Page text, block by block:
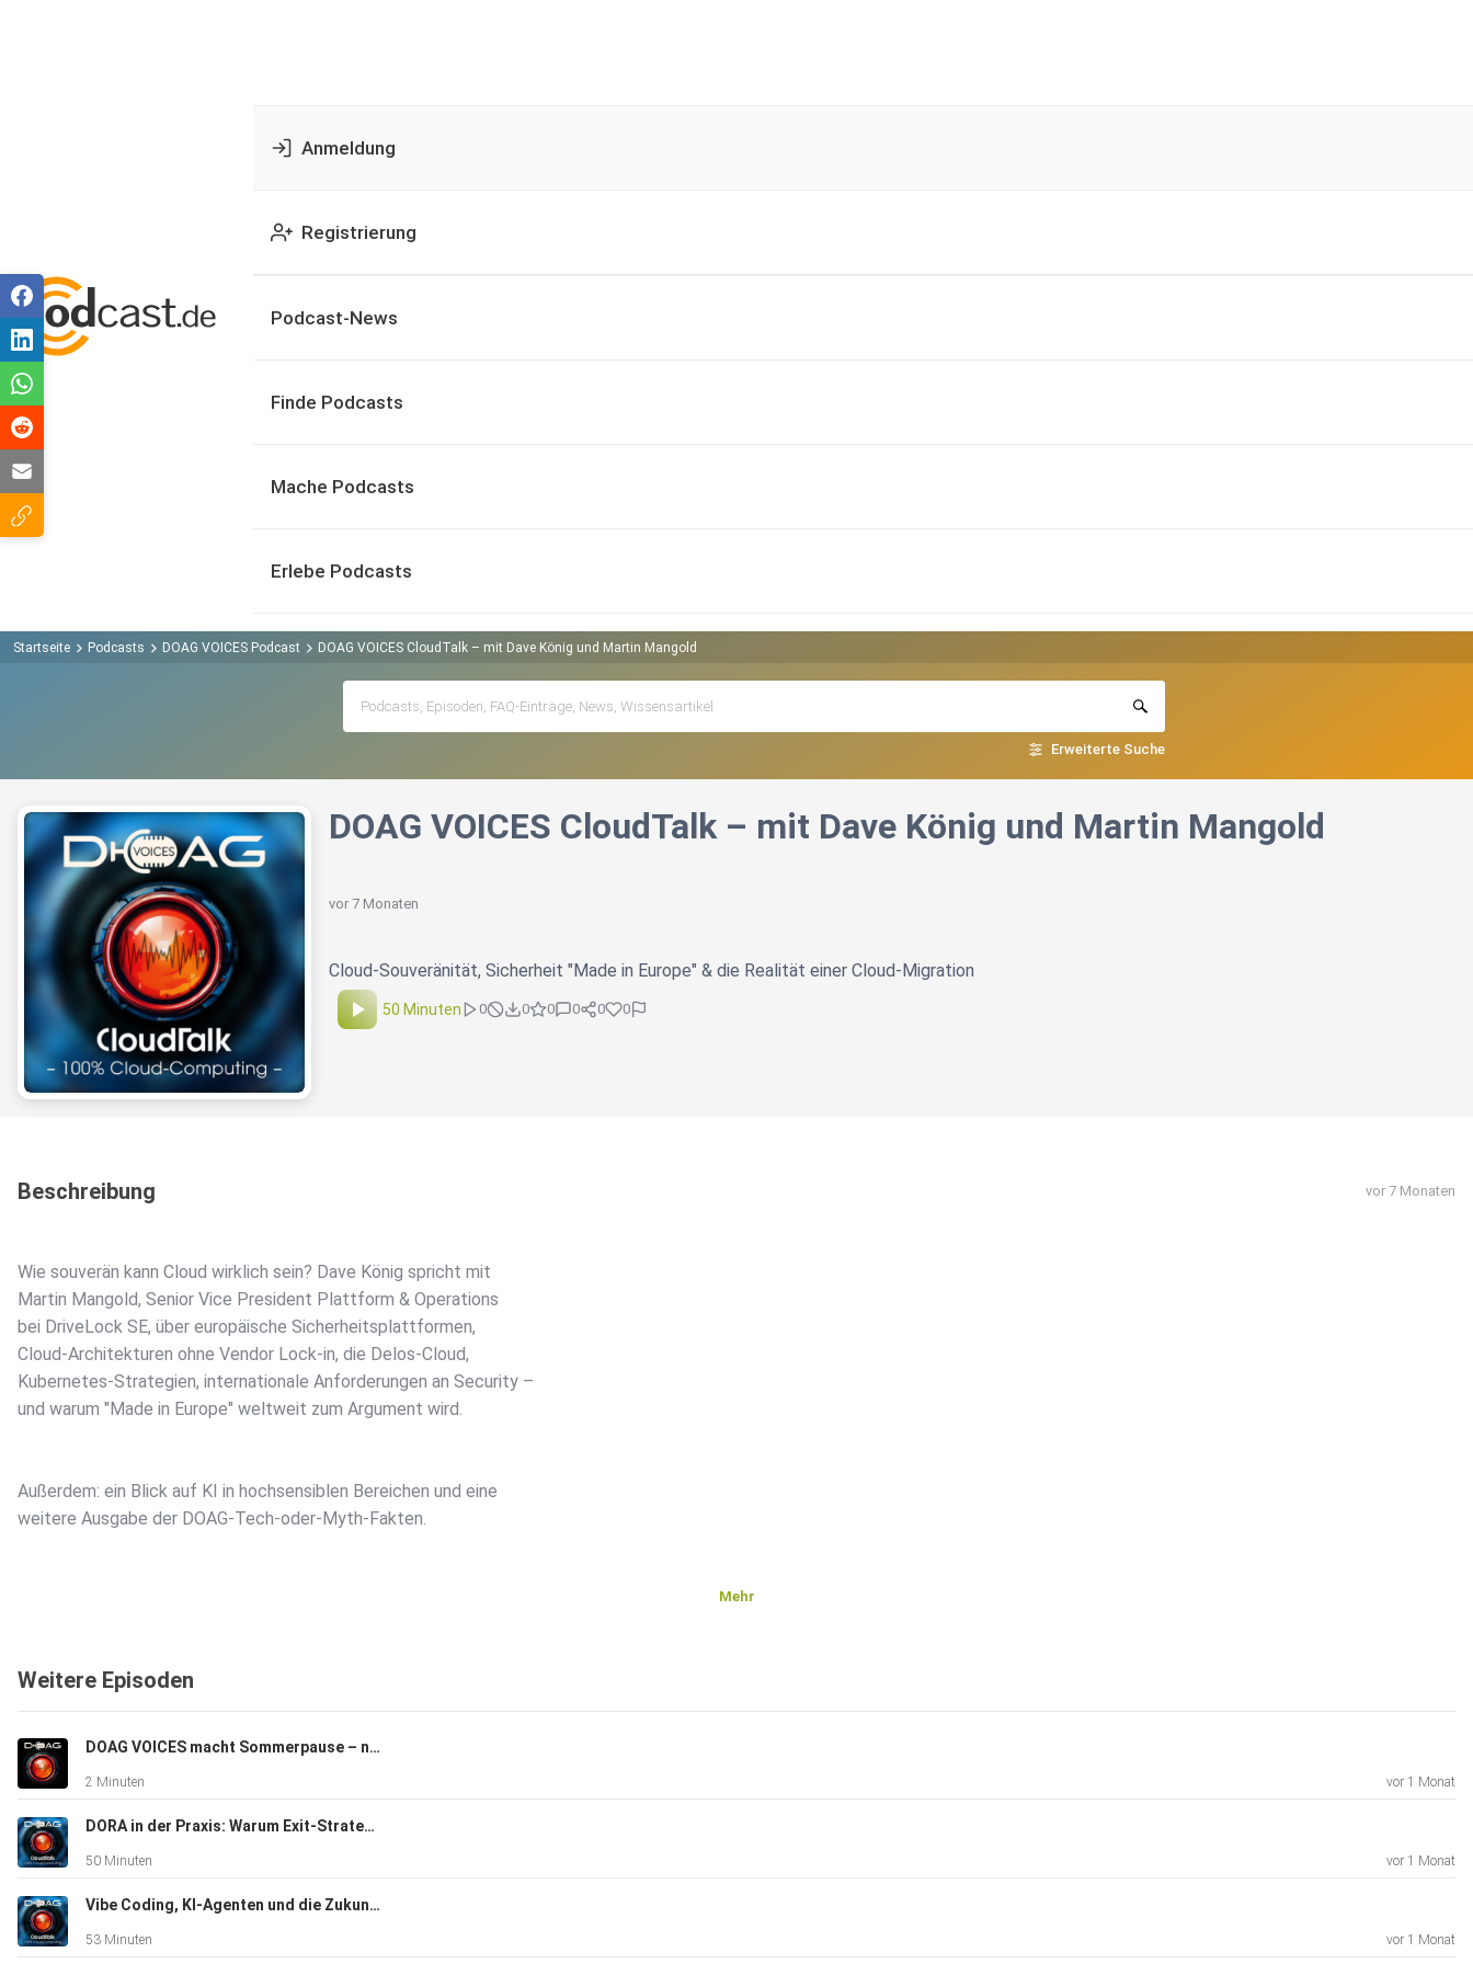
Anmeldung
Registrierung
Podcast-News
Finde Podcasts
Mache Podcasts
Erlebe Podcasts
Startseite Podcasts DOAG VOICES Podcast DOAG VOICES CloudTalk – mit Dave König und Martin Mangold
Erweiterte Suche
DOAG VOICES CloudTalk – mit Dave König und Martin Mangold
vor 7 Monaten
Cloud-Souveränität, Sicherheit "Made in Europe" & die Realität einer Cloud-Migration
50 Minuten 0 0 0 0 0 0
Beschreibung vor 7 Monaten
Wie souverän kann Cloud wirklich sein? Dave König spricht mit
Martin Mangold, Senior Vice President Plattform & Operations
bei DriveLock SE, über europäische Sicherheitsplattformen,
Cloud-Architekturen ohne Vendor Lock-in, die Delos-Cloud,
Kubernetes-Strategien, internationale Anforderungen an Security –
und warum "Made in Europe" weltweit zum Argument wird.
Außerdem: ein Blick auf KI in hochsensiblen Bereichen und eine
weitere Ausgabe der DOAG-Tech-oder-Myth-Fakten.
Kapitelübersicht:
00:00 – 00:30 · Intro
Musikalisches Intro mit Voice-over
00:30 – 03:20 · Vorstellung von Martin Mangold & DriveLock
Mehr
Weitere Episoden
DOAG VOICES macht Sommerpause – nach 40 Folgen ist Zeit zum Auftanken
2 Minuten vor 1 Monat
DORA in der Praxis: Warum Exit-Strategien über die Zukunft der Cloud entscheiden – ein DOAG VOICES CloudTalk von der CloudLand 2026.
50 Minuten vor 1 Monat
Vibe Coding, KI-Agenten und die Zukunft der Softwareentwicklung – DOAG VOICES CloudTalk mit Dave König und Roland Golla
53 Minuten vor 1 Monat